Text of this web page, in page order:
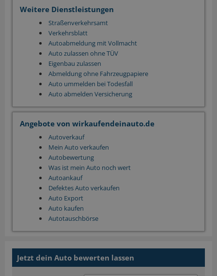
Weitere Dienstleistungen
Straßenverkehrsamt
Verkehrsblatt
Autoabmeldung mit Vollmacht
Auto zulassen ohne TÜV
Eigenbau zulassen
Abmeldung ohne Fahrzeugpapiere
Auto ummelden bei Todesfall
Auto abmelden Versicherung
Angebote von wirkaufendeinauto.de
Autoverkauf
Mein Auto verkaufen
Autobewertung
Was ist mein Auto noch wert
Autoankauf
Defektes Auto verkaufen
Auto Export
Auto kaufen
Autotauschbörse
Jetzt dein Auto bewerten lassen